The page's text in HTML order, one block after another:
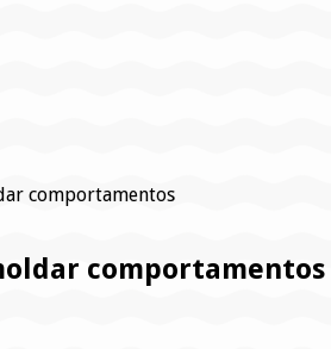
comportamentos
comportamentos